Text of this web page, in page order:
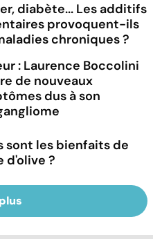
diabète... Les additifs
provoquent-ils
chroniques ?
: Laurence Boccolini
de nouveaux
dus à son
sont les bienfaits de
d'olive ?